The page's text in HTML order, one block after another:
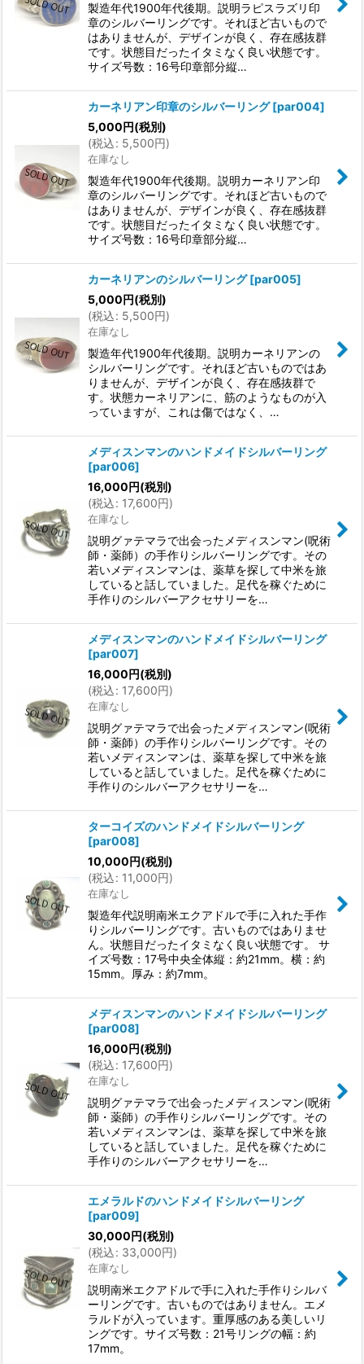
製造年代1900年代後期。説明ラピスラズリ印
章のシルバーリングです。それほど古いもので
はありませんが、デザインが良く、存在感抜群
です。状態目だったイタミなく良い状態です。
サイズ号数：16号印章部分縦…
カーネリアン印章のシルバーリング [par004]
5,000円(税別)
(税込: 5,500円)
在庫なし
製造年代1900年代後期。説明カーネリアン印
章のシルバーリングです。それほど古いもので
はありませんが、デザインが良く、存在感抜群
です。状態目だったイタミなく良い状態です。
サイズ号数：16号印章部分縦…
カーネリアンのシルバーリング [par005]
5,000円(税別)
(税込: 5,500円)
在庫なし
製造年代1900年代後期。説明カーネリアンの
シルバーリングです。それほど古いものではあ
りませんが、デザインが良く、存在感抜群で
す。状態カーネリアンに、筋のようなものが入
っていますが、これは傷ではなく、…
メディスンマンのハンドメイドシルバーリング
[par006]
16,000円(税別)
(税込: 17,600円)
在庫なし
説明グァテマラで出会ったメディスンマン(呪術
師・薬師）の手作りシルバーリングです。その
若いメディスンマンは、薬草を探して中米を旅
していると話していました。足代を稼ぐために
手作りのシルバーアクセサリーを…
メディスンマンのハンドメイドシルバーリング
[par007]
16,000円(税別)
(税込: 17,600円)
在庫なし
説明グァテマラで出会ったメディスンマン(呪術
師・薬師）の手作りシルバーリングです。その
若いメディスンマンは、薬草を探して中米を旅
していると話していました。足代を稼ぐために
手作りのシルバーアクセサリーを…
ターコイズのハンドメイドシルバーリング
[par008]
10,000円(税別)
(税込: 11,000円)
在庫なし
製造年代説明南米エクアドルで手に入れた手作
りシルバーリングです。古いものではありませ
ん。状態目だったイタミなく良い状態です。 サ
イズ号数：17号中央全体縦：約21mm。横：約
15mm。厚み：約7mm。
メディスンマンのハンドメイドシルバーリング
[par008]
16,000円(税別)
(税込: 17,600円)
在庫なし
説明グァテマラで出会ったメディスンマン(呪術
師・薬師）の手作りシルバーリングです。その
若いメディスンマンは、薬草を探して中米を旅
していると話していました。足代を稼ぐために
手作りのシルバーアクセサリーを…
エメラルドのハンドメイドシルバーリング
[par009]
30,000円(税別)
(税込: 33,000円)
在庫なし
説明南米エクアドルで手に入れた手作りシルバ
ーリングです。古いものではありません。エメ
ラルドが入っています。重厚感のある美しいリ
ングです。サイズ号数：21号リングの幅：約
17mm。